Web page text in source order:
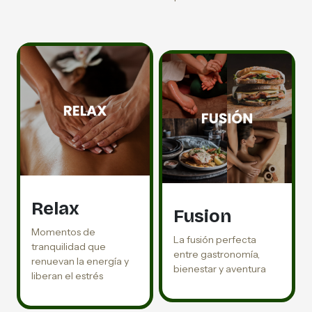
Relax
Momentos de
tranquilidad que
renuevan la energía y
liberan el estrés
Fusion
La fusión perfecta
entre gastronomía,
bienestar y aventura